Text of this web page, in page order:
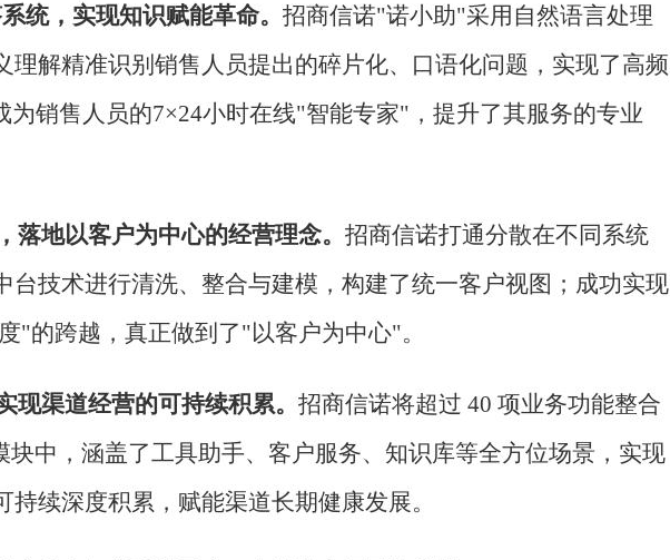
统，实现知识赋能革命。 招商信诺"诺小助"采用自然语言处理
理解精准识别销售人员提出的碎片化、口语化问题，实现了高频
为销售人员的7×24小时在线"智能专家"，提升了其服务的专业
地以客户为中心的经营理念。 招商信诺打通分散在不同系统
台技术进行清洗、整合与建模，构建了统一客户视图；成功实现
"的跨越，真正做到了"以客户为中心"。
渠道经营的可持续积累。 招商信诺将超过 40 项业务功能整合
中，涵盖了工具助手、客户服务、知识库等全方位场景，实现
续深度积累，赋能渠道长期健康发展。